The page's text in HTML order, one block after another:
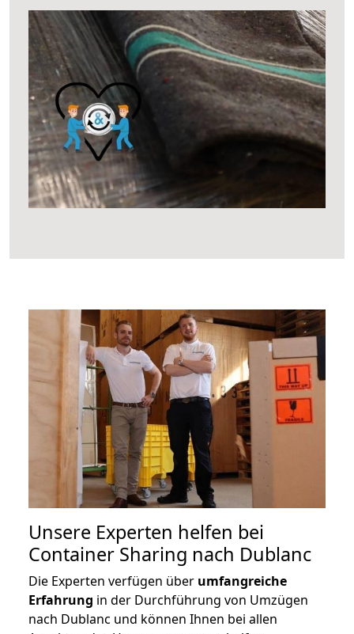
Unsere Experten helfen bei
Container Sharing nach Dublanc
Die Experten verfügen über umfangreiche
Erfahrung in der Durchführung von Umzügen
nach Dublanc und können Ihnen bei allen